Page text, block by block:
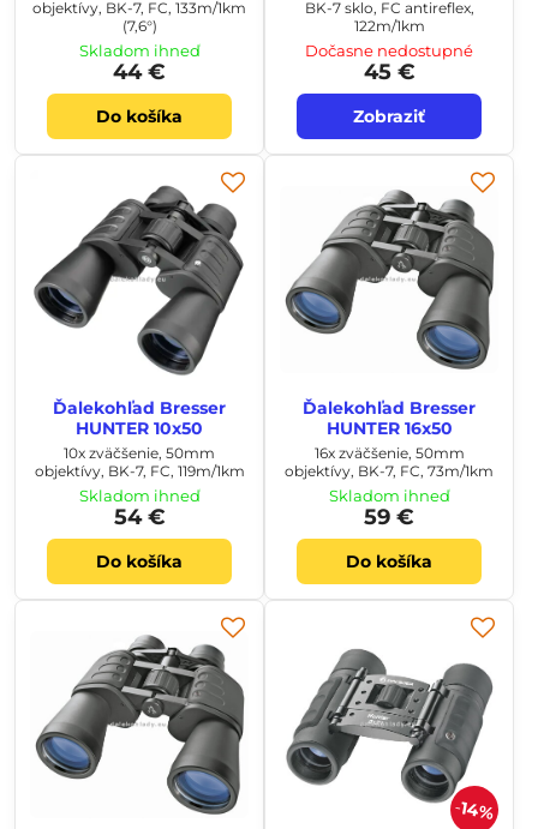
objektívy, BK-7, FC, 133m/1km
(7,6°)
Skladom ihneď
44 €
Do košíka
BK-7 sklo, FC antireflex,
122m/1km
Dočasne nedostupné
45 €
Zobraziť
Ďalekohľad Bresser
HUNTER 10x50
10x zväčšenie, 50mm
objektívy, BK-7, FC, 119m/1km
Skladom ihneď
54 €
Do košíka
Ďalekohľad Bresser
HUNTER 16x50
16x zväčšenie, 50mm
objektívy, BK-7, FC, 73m/1km
Skladom ihneď
59 €
Do košíka
14%